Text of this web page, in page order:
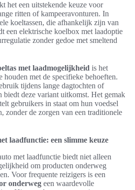
het een uitstekende keuze voor
ritten of kampeeravonturen. In
koeltassen, die afhankelijk zijn van
een elektrische koelbox met laadoptie
zonder gedoe met smeltend
met laadmogelijkheid is het
met de specifieke behoeften.
tijdens lange dagtochten of
biedt deze variant uitkomst. Het gemak
gebruikers in staat om hun voedsel
zonder de zorgen van een traditionele
laadfunctie: een slimme keuze
met laadfunctie biedt niet alleen
om producten onderweg
Voor frequente reizigers is een
onderweg een waardevolle